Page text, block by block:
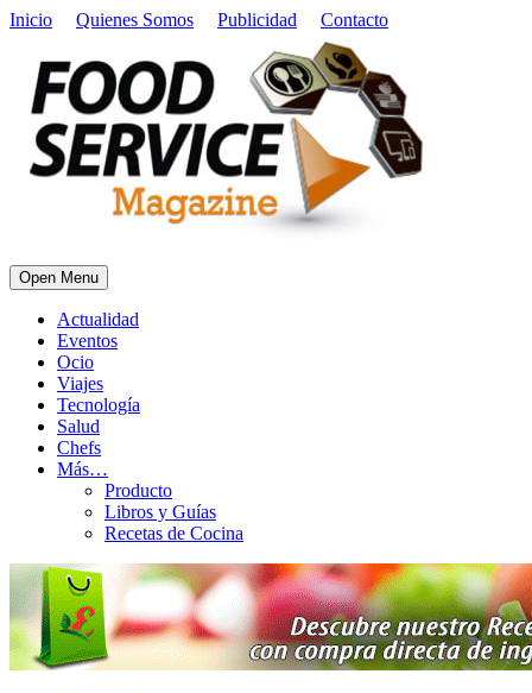
Inicio Quienes Somos Publicidad Contacto
Open Menu
Actualidad
Eventos
Ocio
Viajes
Tecnología
Salud
Chefs
Más…
Producto
Libros y Guías
Recetas de Cocina